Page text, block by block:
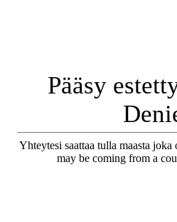
Pääsy
Yhteytesi saattaa tulla maasta
may be coming from a